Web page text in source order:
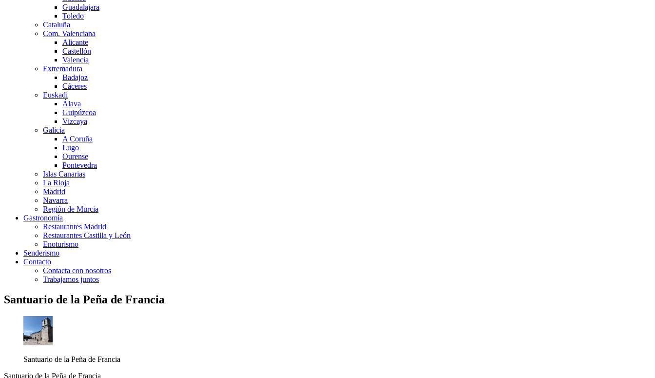
Guadalajara
Toledo
Cataluña
Com. Valenciana
Alicante
Castellón
Valencia
Extremadura
Badajoz
Cáceres
Euskadi
Álava
Guipúzcoa
Vizcaya
Galicia
A Coruña
Lugo
Ourense
Pontevedra
Islas Canarias
La Rioja
Madrid
Navarra
Región de Murcia
Gastronomía
Restaurantes Madrid
Restaurantes Castilla y León
Enoturismo
Senderismo
Contacto
Contacta con nosotros
Trabajamos juntos
Santuario de la Peña de Francia
Santuario de la Peña de Francia
Santuario de la Peña de Francia